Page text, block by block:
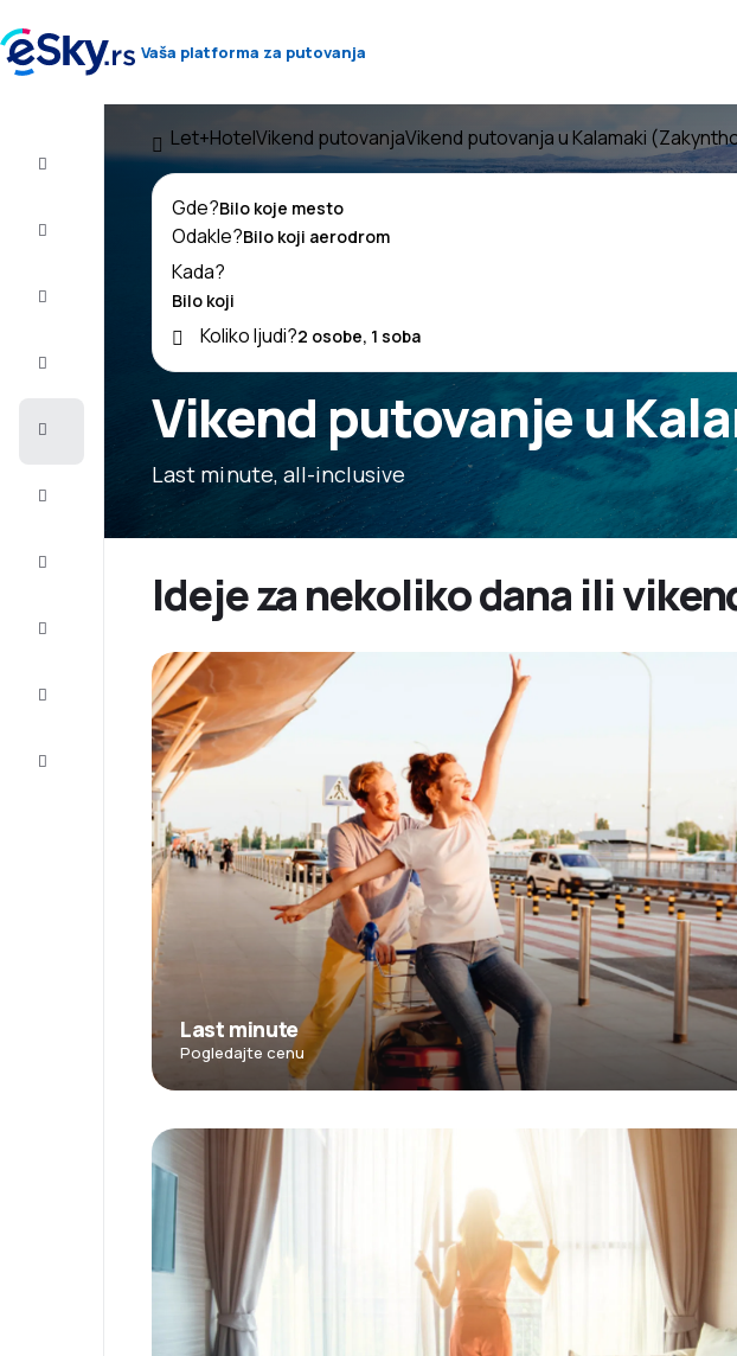
Vaša platforma za putovanja
Let+HotelVikend putovanjaVikend putovanja u Kalamaki
Vikend putovanje u
Last minute, all-inclusive
Gde?
Odakle?
Kada?
Koliko ljudi?
Ideje za nekoliko dana ili
Last minute
Pogledajte cenu